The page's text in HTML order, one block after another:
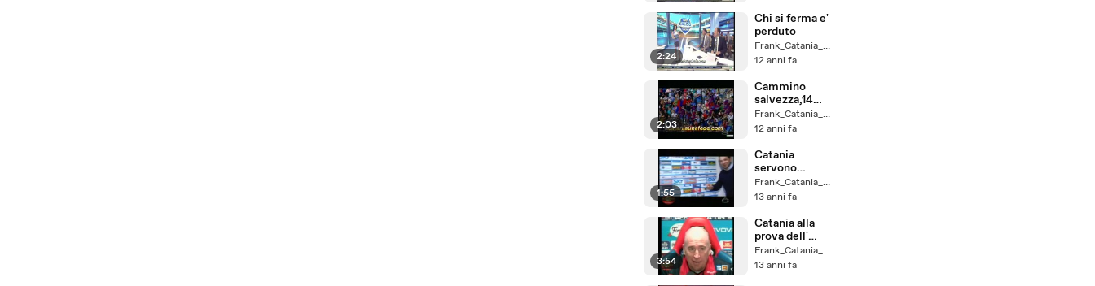
2:24
Chi si ferma e'
perduto
Frank_Catania_un_Fede
12 anni fa
2:03
Cammino
salvezza,14
turni da vivere
Frank_Catania_un_Fede
12 anni fa
1:55
Catania
servono
carattere e
voglia
Frank_Catania_un_Fede
13 anni fa
3:54
Catania alla
prova dell'
Inter
Frank_Catania_un_Fede
13 anni fa